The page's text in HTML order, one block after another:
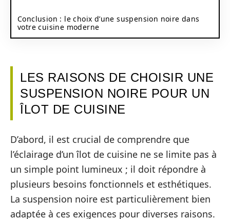
Conclusion : le choix d’une suspension noire dans
votre cuisine moderne
LES RAISONS DE CHOISIR UNE
SUSPENSION NOIRE POUR UN
ÎLOT DE CUISINE
D’abord, il est crucial de comprendre que
l’éclairage d’un îlot de cuisine ne se limite pas à
un simple point lumineux ; il doit répondre à
plusieurs besoins fonctionnels et esthétiques.
La suspension noire est particulièrement bien
adaptée à ces exigences pour diverses raisons.